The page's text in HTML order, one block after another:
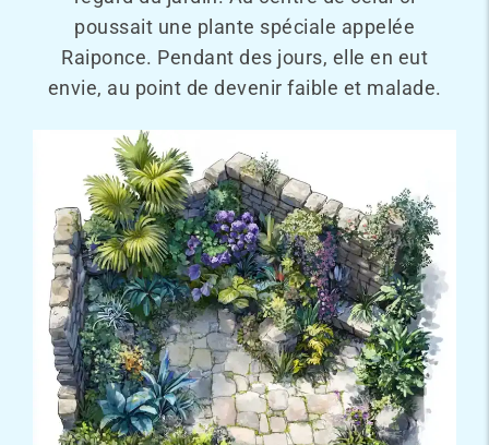
poussait une plante spéciale appelée
Raiponce. Pendant des jours, elle en eut
envie, au point de devenir faible et malade.